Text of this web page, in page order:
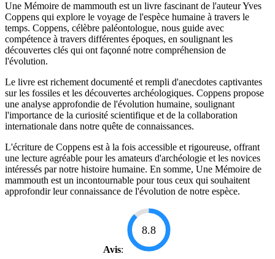
Une Mémoire de mammouth est un livre fascinant de l'auteur Yves
Coppens qui explore le voyage de l'espèce humaine à travers le
temps. Coppens, célèbre paléontologue, nous guide avec
compétence à travers différentes époques, en soulignant les
découvertes clés qui ont façonné notre compréhension de
l'évolution.
Le livre est richement documenté et rempli d'anecdotes captivantes
sur les fossiles et les découvertes archéologiques. Coppens propose
une analyse approfondie de l'évolution humaine, soulignant
l'importance de la curiosité scientifique et de la collaboration
internationale dans notre quête de connaissances.
L'écriture de Coppens est à la fois accessible et rigoureuse, offrant
une lecture agréable pour les amateurs d'archéologie et les novices
intéressés par notre histoire humaine. En somme, Une Mémoire de
mammouth est un incontournable pour tous ceux qui souhaitent
approfondir leur connaissance de l'évolution de notre espèce.
Avis:
8.8